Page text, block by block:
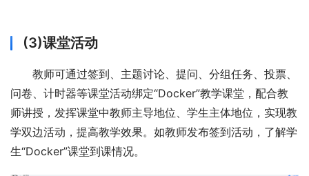
(3)课堂活动
教师可通过签到、主题讨论、提问、分组任务、投票、
问卷、计时器等课堂活动绑定“Docker”教学课堂，配合教
师讲授，发挥课堂中教师主导地位、学生主体地位，实现教
学双边活动，提高教学效果。如教师发布签到活动，了解学
生“Docker”课堂到课情况。